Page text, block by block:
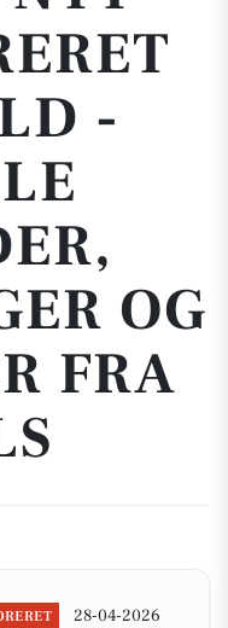
-
OG
FRA
28-04-2026